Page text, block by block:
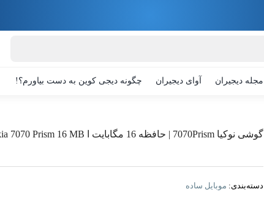
مجله دیجیران آوای دیجیران چگونه دیجی کوین به دست بیاورم؟!
گوشی نوکیا 7070Prism | حافظه 16 مگابایت ا Nokia 7070 Prism 16 MB (بدون گارانتی)
دسته‌بندی: موبایل ساده